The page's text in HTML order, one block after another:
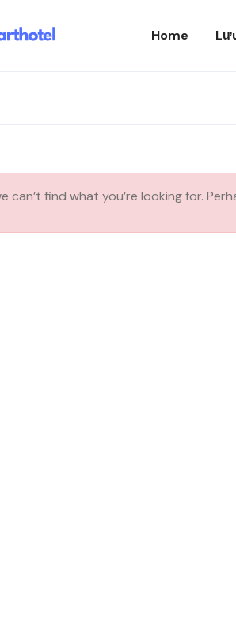
Home
can’t find what you’re looking for.